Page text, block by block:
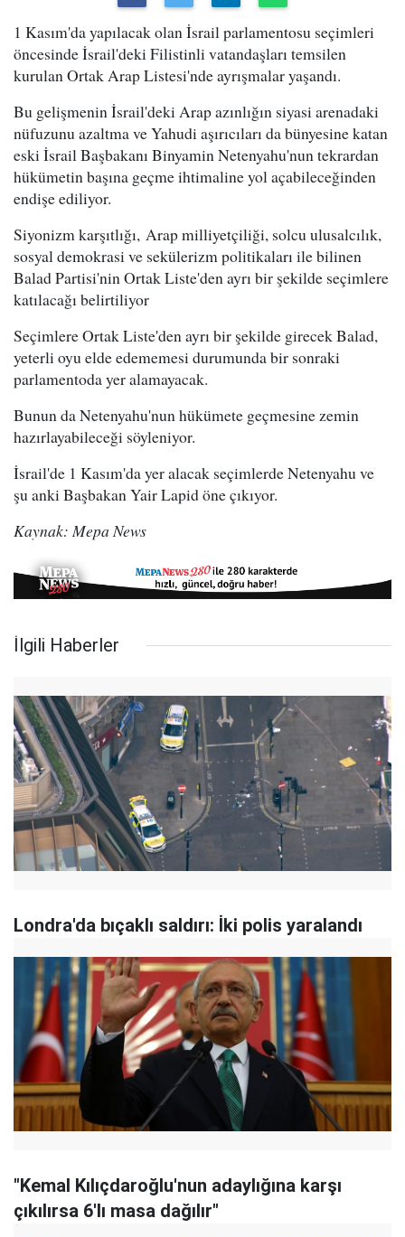
1 Kasım'da yapılacak olan İsrail parlamentosu seçimleri
öncesinde İsrail'deki Filistinli vatandaşları temsilen
kurulan Ortak Arap Listesi'nde ayrışmalar yaşandı.
Bu gelişmenin İsrail'deki Arap azınlığın siyasi arenadaki
nüfuzunu azaltma ve Yahudi aşırıcıları da bünyesine katan
eski İsrail Başbakanı Binyamin Netenyahu'nun tekrardan
hükümetin başına geçme ihtimaline yol açabileceğinden
endişe ediliyor.
Siyonizm karşıtlığı, Arap milliyetçiliği, solcu ulusalcılık,
sosyal demokrasi ve sekülerizm politikaları ile bilinen
Balad Partisi'nin Ortak Liste'den ayrı bir şekilde seçimlere
katılacağı belirtiliyor
Seçimlere Ortak Liste'den ayrı bir şekilde girecek Balad,
yeterli oyu elde edememesi durumunda bir sonraki
parlamentoda yer alamayacak.
Bunun da Netenyahu'nun hükümete geçmesine zemin
hazırlayabileceği söyleniyor.
İsrail'de 1 Kasım'da yer alacak seçimlerde Netenyahu ve
şu anki Başbakan Yair Lapid öne çıkıyor.
Kaynak: Mepa News
İlgili Haberler
Londra'da bıçaklı saldırı: İki polis yaralandı
"Kemal Kılıçdaroğlu'nun adaylığına karşı
çıkılırsa 6'lı masa dağılır"